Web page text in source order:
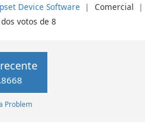
Device Software ❘ Comercial ❘
dos votos de 8
Problem